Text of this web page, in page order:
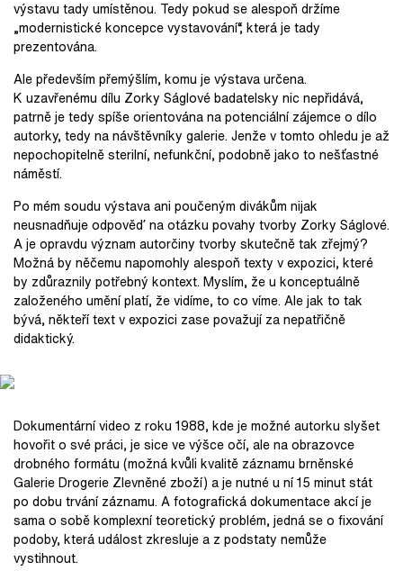
výstavu tady umístěnou. Tedy pokud se alespoň držíme
„modernistické koncepce vystavování“, která je tady
prezentována.
Ale především přemýšlím, komu je výstava určena.
K uzavřenému dílu Zorky Ságlové badatelsky nic nepřidává,
patrně je tedy spíše orientována na potenciální zájemce o dílo
autorky, tedy na návštěvníky galerie. Jenže v tomto ohledu je až
nepochopitelně sterilní, nefunkční, podobně jako to nešťastné
náměstí.
Po mém soudu výstava ani poučeným divákům nijak
neusnadňuje odpověď na otázku povahy tvorby Zorky Ságlové.
A je opravdu význam autorčiny tvorby skutečně tak zřejmý?
Možná by něčemu napomohly alespoň texty v expozici, které
by zdůraznily potřebný kontext. Myslím, že u konceptuálně
založeného umění platí, že vidíme, to co víme. Ale jak to tak
bývá, někteří text v expozici zase považují za nepatřičně
didaktický.
Dokumentární video z roku 1988, kde je možné autorku slyšet
hovořit o své práci, je sice ve výšce očí, ale na obrazovce
drobného formátu (možná kvůli kvalitě záznamu brněnské
Galerie Drogerie Zlevněné zboží) a je nutné u ní 15 minut stát
po dobu trvání záznamu. A fotografická dokumentace akcí je
sama o sobě komplexní teoretický problém, jedná se o fixování
podoby, která událost zkresluje a z podstaty nemůže
vystihnout.